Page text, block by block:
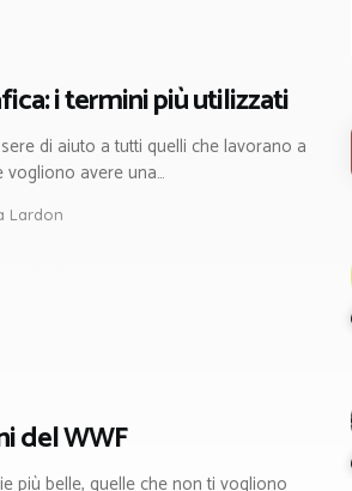
i termini più utilizzati
di aiuto a tutti quelli che lavorano a
avere una…
Lardon
del WWF
più belle, quelle che non ti vogliono